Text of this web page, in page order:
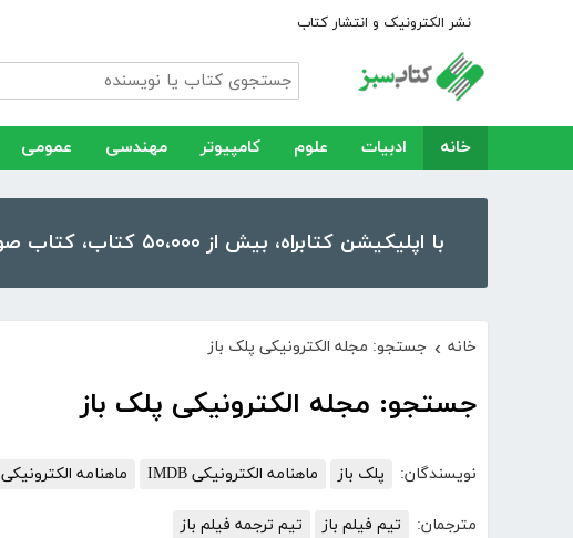
نشر الکترونیک و انتشار کتاب
خانه ادبیات علوم کامپیوتر مهندسی عمومی
با اپلیکیشن کتابراه، بیش از ۵۰،۰۰۰ کتاب، کتاب صوتی و رمان را در موبایل و تبلت خود داشته باشید!
خانه › جستجو: مجله الکترونیکی پلک باز
جستجو: مجله الکترونیکی پلک باز
نویسندگان: پلک باز ماهنامه الکترونیکی IMDB ماهنامه الکترونیکی IMDb-Dl
مترجمان: تیم فیلم باز تیم ترجمه فیلم باز